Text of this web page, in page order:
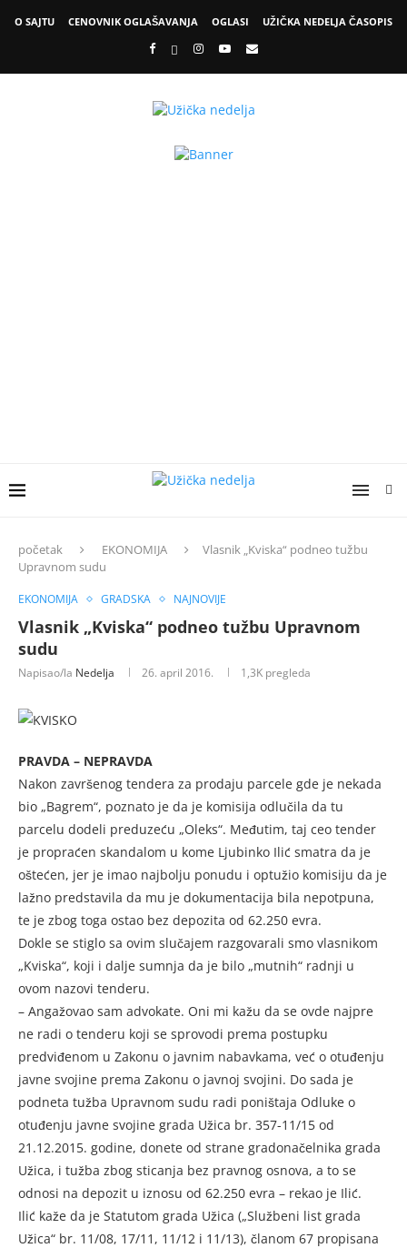
O SAJTU CENOVNIK OGLAŠAVANJA OGLASI UŽIČKA NEDELJA ČASOPIS
početak EKONOMIJA
Vlasnik „Kviska“ podneo tužbu
Upravnom sudu
EKONOMIJA GRADSKA NAJNOVIJE
Vlasnik „Kviska“ podneo tužbu Upravnom
sudu
Napisao/la Nedelja 26. april 2016. 1,3K pregleda
PRAVDA – NEPRAVDA
Nakon završenog tendera za prodaju parcele gde je nekada
bio „Bagrem“, poznato je da je komisija odlučila da tu
parcelu dodeli preduzeću „Oleks“. Međutim, taj ceo tender
je propraćen skandalom u kome Ljubinko Ilić smatra da je
oštećen, jer je imao najbolju ponudu i optužio komisiju da je
lažno predstavila da mu je dokumentacija bila nepotpuna,
te je zbog toga ostao bez depozita od 62.250 evra.
Dokle se stiglo sa ovim slučajem razgovarali smo vlasnikom
„Kviska“, koji i dalje sumnja da je bilo „mutnih“ radnji u
ovom nazovi tenderu.
– Angažovao sam advokate. Oni mi kažu da se ovde najpre
ne radi o tenderu koji se sprovodi prema postupku
predviđenom u Zakonu o javnim nabavkama, već o otuđenju
javne svojine prema Zakonu o javnoj svojini. Do sada je
podneta tužba Upravnom sudu radi poništaja Odluke o
otuđenju javne svojine grada Užica br. 357-11/15 od
21.12.2015. godine, donete od strane gradonačelnika grada
Užica, i tužba zbog sticanja bez pravnog osnova, a to se
odnosi na depozit u iznosu od 62.250 evra – rekao je Ilić.
Ilić kaže da je Statutom grada Užica („Službeni list grada
Užica“ br. 11/08, 17/11, 11/12 i 11/13), članom 67 propisana